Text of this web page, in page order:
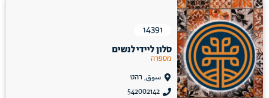
14391
סלון ליידי לנשים
מספרה
سوق, רהט
542002142